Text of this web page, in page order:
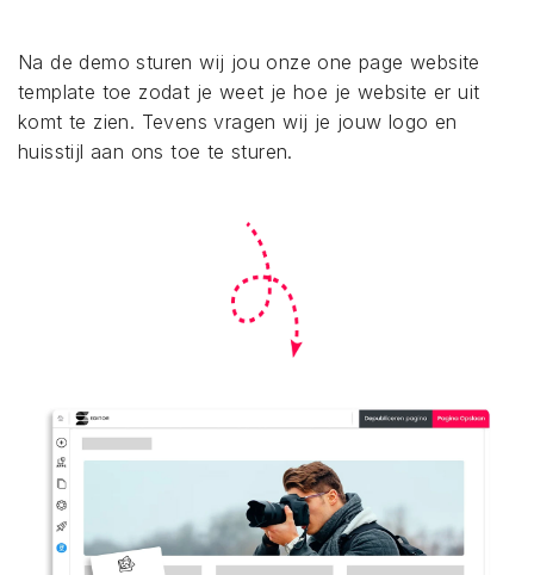
Na de demo sturen wij jou onze one page website
template toe zodat je weet je hoe je website er uit
komt te zien. Tevens vragen wij je jouw logo en
huisstijl aan ons toe te sturen.